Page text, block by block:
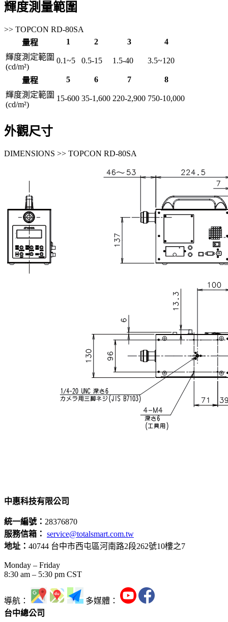
輝度測量範圍
>> TOPCON RD-80SA
量程
1 2 3
4
輝度測定範圍
(cd/m²)
0.1~5 0.5-15 1.5-40 3.5~120
量程 5 6 7
8
輝度測定範圍
(cd/m²)
15-600 35-1,600 220-2,900 750-10,000
外觀尺寸
DIMENSIONS >> TOPCON RD-80SA
中惠科技有限公司
統一編號： 28376870
服務信箱： service@totalsmart.com.tw
地址： 40744 台中市西屯區河南路2段262號10樓之7
Monday – Friday
8:30 am – 5:30 pm CST
導航：
多媒體：
台中總公司